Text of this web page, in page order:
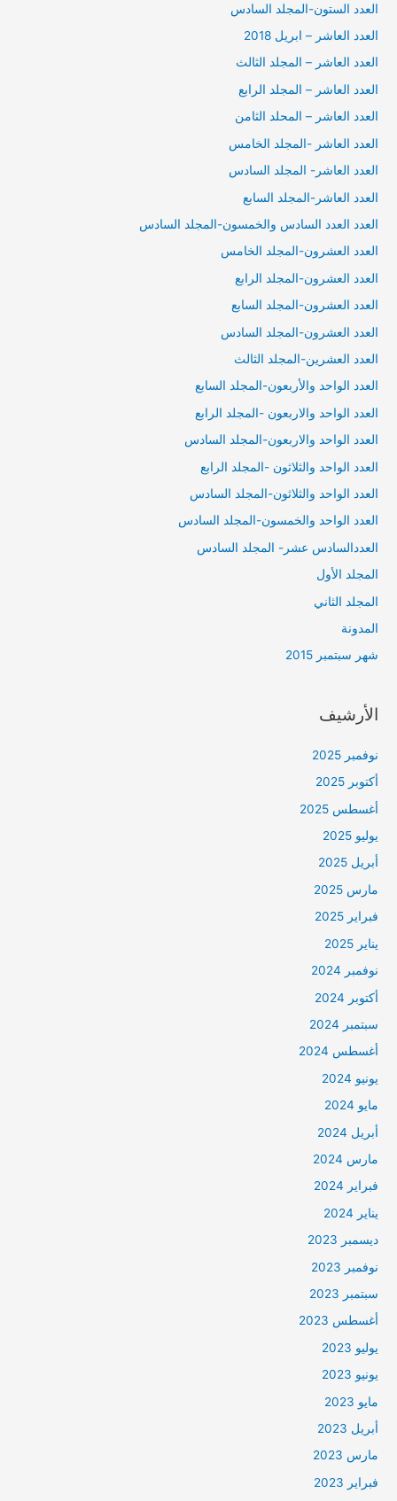
العدد الستون-المجلد السادس
العدد العاشر – ابريل 2018
العدد العاشر – المجلد الثالث
العدد العاشر – المجلد الرابع
العدد العاشر – المحلد الثامن
العدد العاشر -المجلد الخامس
العدد العاشر- المجلد السادس
العدد العاشر-المجلد السابع
العدد العدد السادس والخمسون-المجلد السادس
العدد العشرون-المجلد الخامس
العدد العشرون-المجلد الرابع
العدد العشرون-المجلد السابع
العدد العشرون-المجلد السادس
العدد العشرين-المجلد الثالث
العدد الواحد والأربعون-المجلد السابع
العدد الواحد والاربعون -المجلد الرابع
العدد الواحد والاربعون-المجلد السادس
العدد الواحد والثلاثون -المجلد الرابع
العدد الواحد والثلاثون-المجلد السادس
العدد الواحد والخمسون-المجلد السادس
العددالسادس عشر- المجلد السادس
المجلد الأول
المجلد الثاني
المدونة
شهر سبتمبر 2015
الأرشيف
نوفمبر 2025
أكتوبر 2025
أغسطس 2025
يوليو 2025
أبريل 2025
مارس 2025
فبراير 2025
يناير 2025
نوفمبر 2024
أكتوبر 2024
سبتمبر 2024
أغسطس 2024
يونيو 2024
مايو 2024
أبريل 2024
مارس 2024
فبراير 2024
يناير 2024
ديسمبر 2023
نوفمبر 2023
سبتمبر 2023
أغسطس 2023
يوليو 2023
يونيو 2023
مايو 2023
أبريل 2023
مارس 2023
فبراير 2023